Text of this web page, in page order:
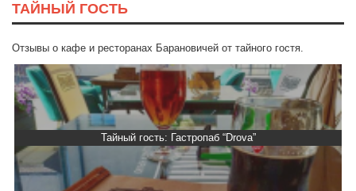
ТАЙНЫЙ ГОСТЬ
Отзывы о кафе и ресторанах Барановичей от тайного гостя.
Тайный гость: Гастропаб “Drova”